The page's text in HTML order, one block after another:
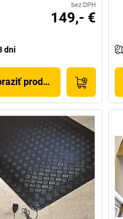
bez DPH
149,- €
dni
produkt